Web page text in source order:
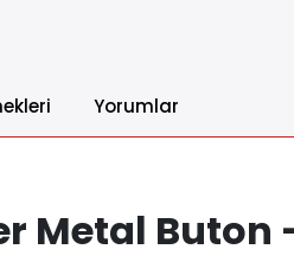
Yorumlar
Metal Buton